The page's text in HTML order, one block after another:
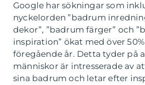
Google har sökningar som
nyckelorden ”badrum
dekor”, ”badrum färger” och
inspiration” ökat med över
föregående år. Detta tyder på
människor är intresserade av
sina badrum och letar efter